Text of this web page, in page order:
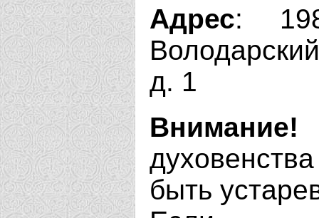
Адрес:
д. 1
Внимание!
быть